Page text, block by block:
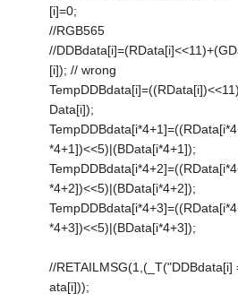
[i]=0;
//RGB565
//
[i]); // wrong
Data[i]);
*4+1])<<5)|(BData[i*4+1]);
*4+2])<<5)|(BData[i*4+2]);
*4+3])<<5)|(BData[i*4+3]);
//RETAILMSG(1,(_T("DDBdata[i]
ata[i]));